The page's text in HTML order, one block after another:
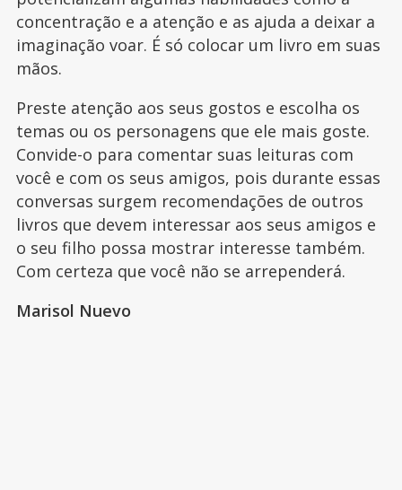
concentração e a atenção e as ajuda a deixar a
imaginação voar. É só colocar um livro em suas
mãos.
Preste atenção aos seus gostos e escolha os
temas ou os personagens que ele mais goste.
Convide-o para comentar suas leituras com
você e com os seus amigos, pois durante essas
conversas surgem recomendações de outros
livros que devem interessar aos seus amigos e
o seu filho possa mostrar interesse também.
Com certeza que você não se arrependerá.
Marisol Nuevo